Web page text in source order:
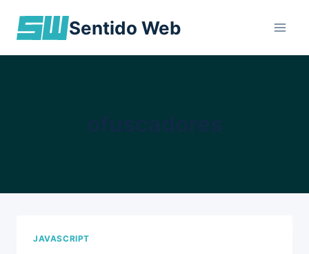
Sentido Web
JAVASCRIPT